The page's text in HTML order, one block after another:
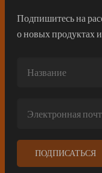
Подпишитесь на
о новых продуктах